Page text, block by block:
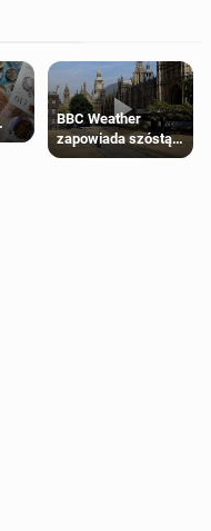
BBC Weather
zapowiada szóstą
falę upałów w